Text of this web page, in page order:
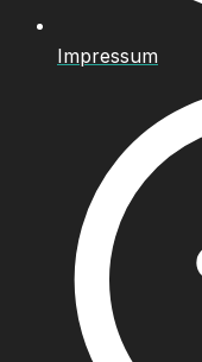
Impressum